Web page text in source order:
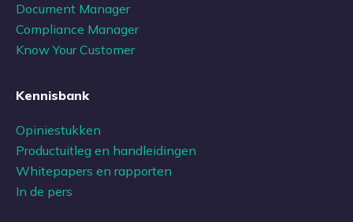
Document Manager
Compliance Manager
Know Your Customer
Kennisbank
Opiniestukken
Productuitleg en handleidingen
Whitepapers en rapporten
In de pers